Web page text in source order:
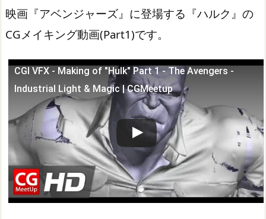
映画『アベンジャーズ』に登場する『ハルク』の
CGメイキング動画(Part1)です。
CGI VFX - Making of "Hulk" Part 1 - The Avengers -
Industrial Light & Magic | CGMeetup
この動画を YouTube で視聴